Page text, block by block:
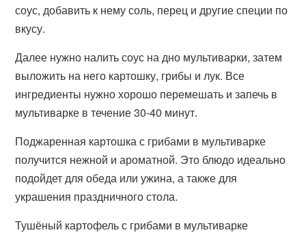
соус, добавить к нему соль, перец и другие специи по
вкусу.
Далее нужно налить соус на дно мультиварки, затем
выложить на него картошку, грибы и лук. Все
ингредиенты нужно хорошо перемешать и запечь в
мультиварке в течение 30-40 минут.
Поджаренная картошка с грибами в мультиварке
получится нежной и ароматной. Это блюдо идеально
подойдет для обеда или ужина, а также для
украшения праздничного стола.
Тушёный картофель с грибами в мультиварке